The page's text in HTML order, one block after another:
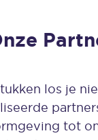
los je
tot